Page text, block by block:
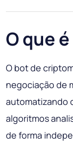
O que
O bot de
negociação de
automatizando
algoritmos
de forma